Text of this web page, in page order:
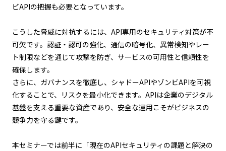
ビAPIの把握も必要となっています。
こうした脅威に対抗するには、API専用のセキュリティ対策が不
可欠です。認証・認可の強化、通信の暗号化、異常検知やレー
ト制限などを通じて攻撃を防ぎ、サービスの可用性と信頼性を
確保します。
さらに、ガバナンスを徹底し、シャドーAPIやゾンビAPIを可視
化することで、リスクを最小化できます。APIは企業のデジタル
基盤を支える重要な資産であり、安全な運用こそがビジネスの
競争力を守る鍵です。
本セミナーでは前半に「現在のAPIセキュリティの課題と解決の